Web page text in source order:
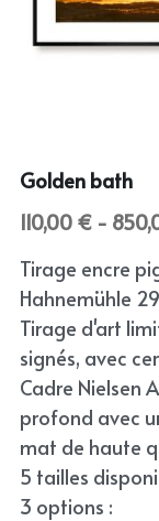
Abstract
Bloom
English
Golden bath
110,00 € -
Tirage encre
Hahnemühle
Tirage d'art
signés, avec
Cadre Nielsen
profond avec
mat de haute
5 tailles
3 options :